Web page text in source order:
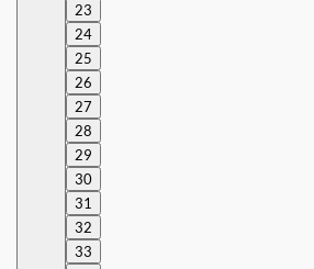
23
24
25
26
27
28
29
30
31
32
33